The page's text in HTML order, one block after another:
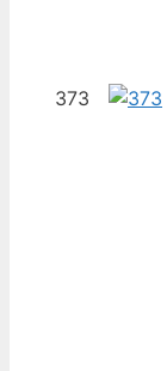
373